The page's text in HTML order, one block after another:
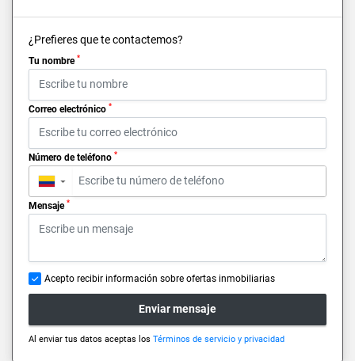
¿Prefieres que te contactemos?
Tu nombre *
Correo electrónico *
Número de teléfono *
▼
Mensaje *
Acepto recibir información sobre ofertas inmobiliarias
Enviar mensaje
Al enviar tus datos aceptas los Términos de servicio y privacidad